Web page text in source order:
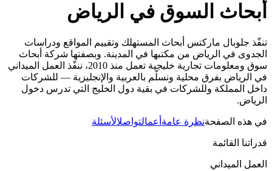
أبحاث السوق في الرياض
تنفّذ جلوبال ماركتس أبحاث المستهلك وتقييم المواقع ودراسات
الجدوى في الرياض من مكتبها في المدينة. وبصفتها شركة أبحاث
سوق ومعلومات تجارية خليجية تعمل منذ 2010، ننفّذ العمل الميداني
في الرياض بفرق محلية ونسلّم بالعربية والإنجليزية — للشركات
داخل المملكة وللشركات في بقية دول الخليج التي تدرس دخول
الرياض.
في هذه الصفحةنظرة عامة أعمالتواصلالأسئلة
قدراتنا القائمة
العمل الميداني